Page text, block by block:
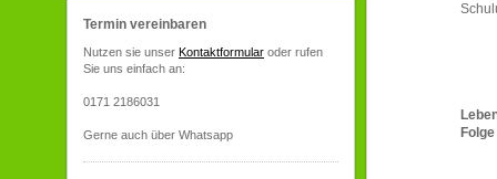
Termin vereinbaren
Nutzen sie unser Kontaktformular oder rufen
Sie uns einfach an:
0171 2186031
Gerne auch über Whatsapp